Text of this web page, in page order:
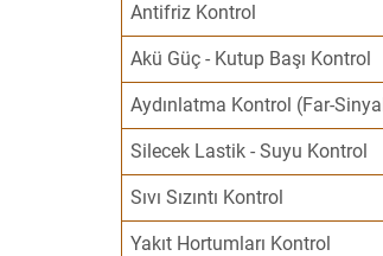
Antifriz Kontrol
Akü Güç - Kutup Başı Kontrol
Aydınlatma Kontrol (Far-
Silecek Lastik - Suyu Kontrol
Sıvı Sızıntı Kontrol
Yakıt Hortumları Kontrol